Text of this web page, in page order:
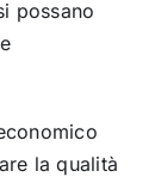
possano
la qualità